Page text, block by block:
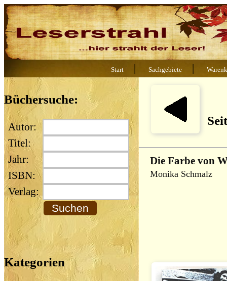
Start | Sachgebiete |
Büchersuche:
Autor:
Titel:
Jahr:
ISBN:
Verlag:
Kategorien
Die Farbe von
Monika Schmalz